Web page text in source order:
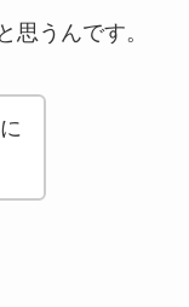
思うんです。